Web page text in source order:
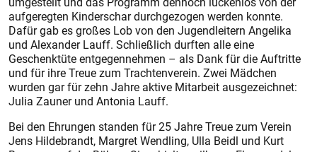
aufgeregten Kinderschar durchgezogen werden konnte.
Dafür gab es großes Lob von den Jugendleitern Angelika
und Alexander Lauff. Schließlich durften alle eine
Geschenktüte entgegennehmen – als Dank für die Auftritte
und für ihre Treue zum Trachtenverein. Zwei Mädchen
wurden gar für zehn Jahre aktive Mitarbeit ausgezeichnet:
Julia Zauner und Antonia Lauff.
Bei den Ehrungen standen für 25 Jahre Treue zum Verein
Jens Hildebrandt, Margret Wendling, Ulla Beidl und Kurt